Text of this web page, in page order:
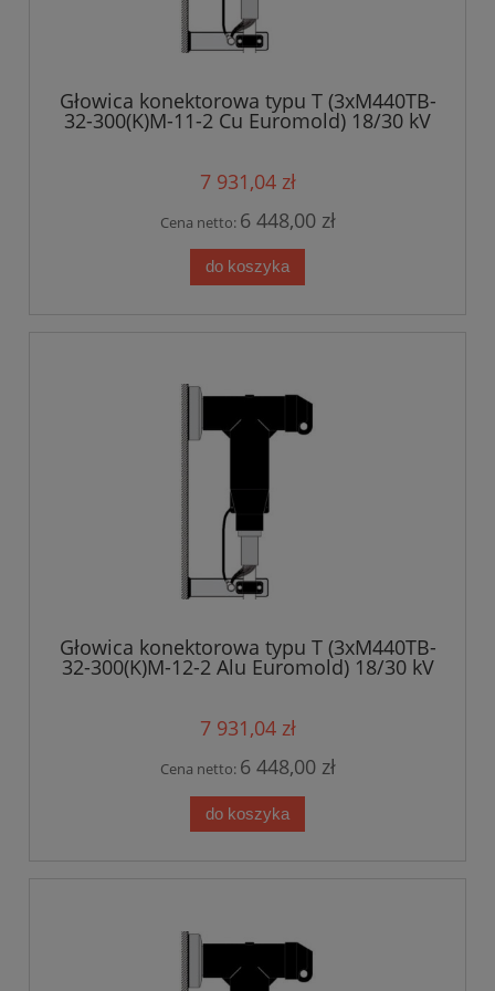
Głowica konektorowa typu T (3xM440TB-
32-300(K)M-11-2 Cu Euromold) 18/30 kV
7 931,04 zł
Cena netto: 6 448,00 zł
do koszyka
Głowica konektorowa typu T (3xM440TB-
32-300(K)M-12-2 Alu Euromold) 18/30 kV
7 931,04 zł
Cena netto: 6 448,00 zł
do koszyka